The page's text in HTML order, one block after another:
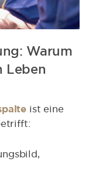
Warum
Leben
ist eine